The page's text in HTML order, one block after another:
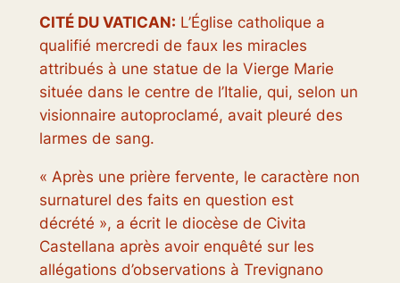
CITÉ DU VATICAN: L’Église catholique a
qualifié mercredi de faux les miracles
attribués à une statue de la Vierge Marie
située dans le centre de l’Italie, qui, selon un
visionnaire autoproclamé, avait pleuré des
larmes de sang.
« Après une prière fervente, le caractère non
surnaturel des faits en question est
décrété », a écrit le diocèse de Civita
Castellana après avoir enquêté sur les
allégations d’observations à Trevignano